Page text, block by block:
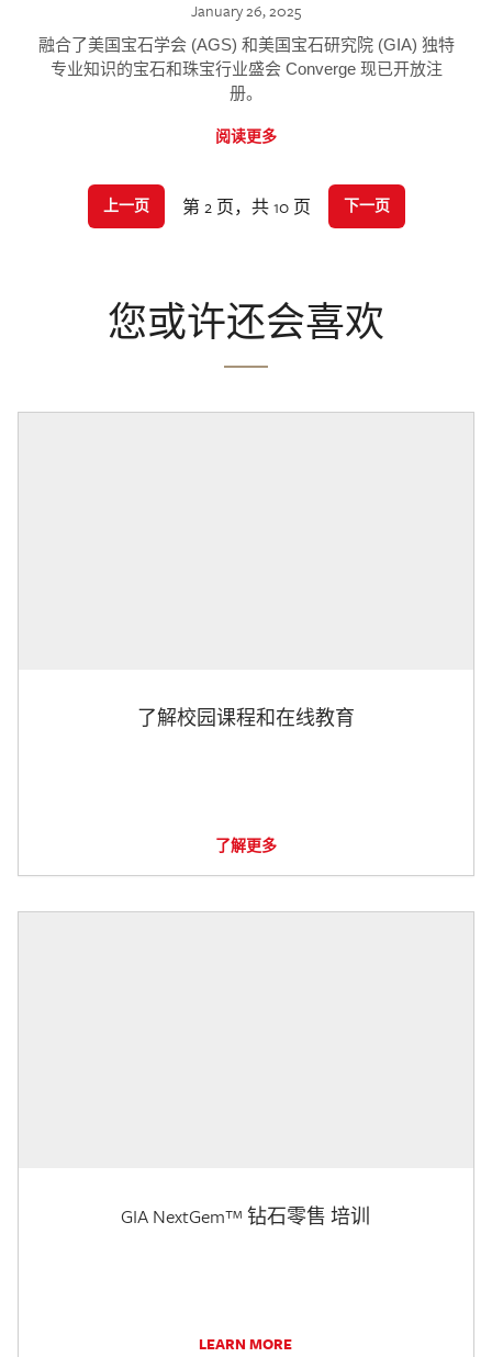
January 26, 2025
融合了美国宝石学会 (AGS) 和美国宝石研究院 (GIA) 独特
专业知识的宝石和珠宝行业盛会 Converge 现已开放注
册。
阅读更多
上一页 第 2 页，共 10 页 下一页
您或许还会喜欢
了解校园课程和在线教育
了解更多
GIA NextGem™ 钻石零售 培训
LEARN MORE